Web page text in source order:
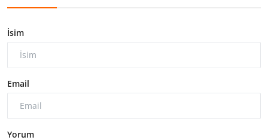
İsim
Email
Yorum